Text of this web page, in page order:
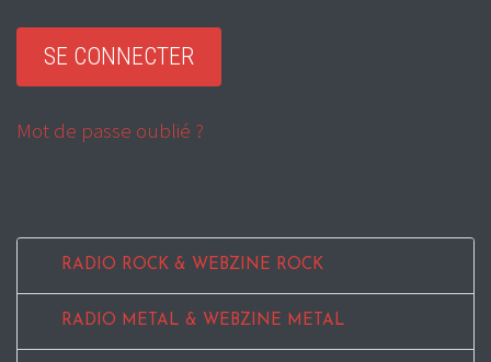
Mot de passe oublié ?
RADIO ROCK & WEBZINE ROCK
RADIO METAL & WEBZINE METAL